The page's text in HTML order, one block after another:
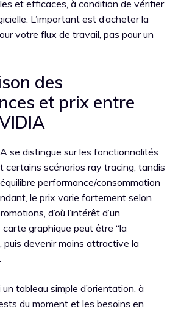
et efficaces, à condition de vérifier
L’important est d’acheter la
votre flux de travail, pas pour un
des
et prix entre
se distingue sur les fonctionnalités
certains scénarios ray tracing, tandis
performance/consommation
le prix varie fortement selon
d’où l’intérêt d’un
graphique peut être “la
puis devenir moins attractive la
tableau simple d’orientation, à
du moment et les besoins en